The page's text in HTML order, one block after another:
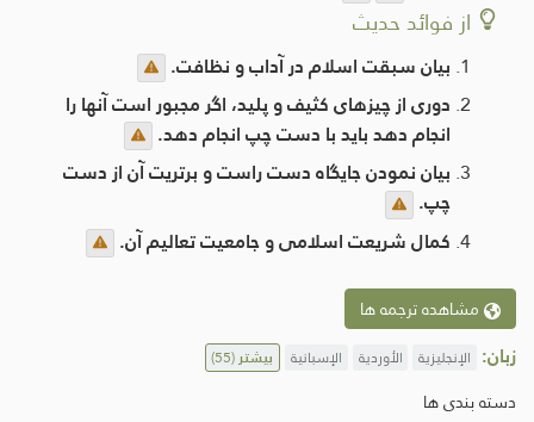
از فوائد حدیث
بیان سبقت اسلام در آداب و نظافت.
دوری از چیزهای کثیف و پلید، اگر مجبور است آنها را
انجام دهد باید با دست چپ انجام دهد.
بیان نمودن جایگاه دست راست و برتریت آن از دست
چپ.
کمال شریعت اسلامی و جامعیت تعالیم آن.
مشاهده ترجمه ها
زبان: الإنجليزية الأوردية الإسبانية بیشتر(55)
دسته بندی ها